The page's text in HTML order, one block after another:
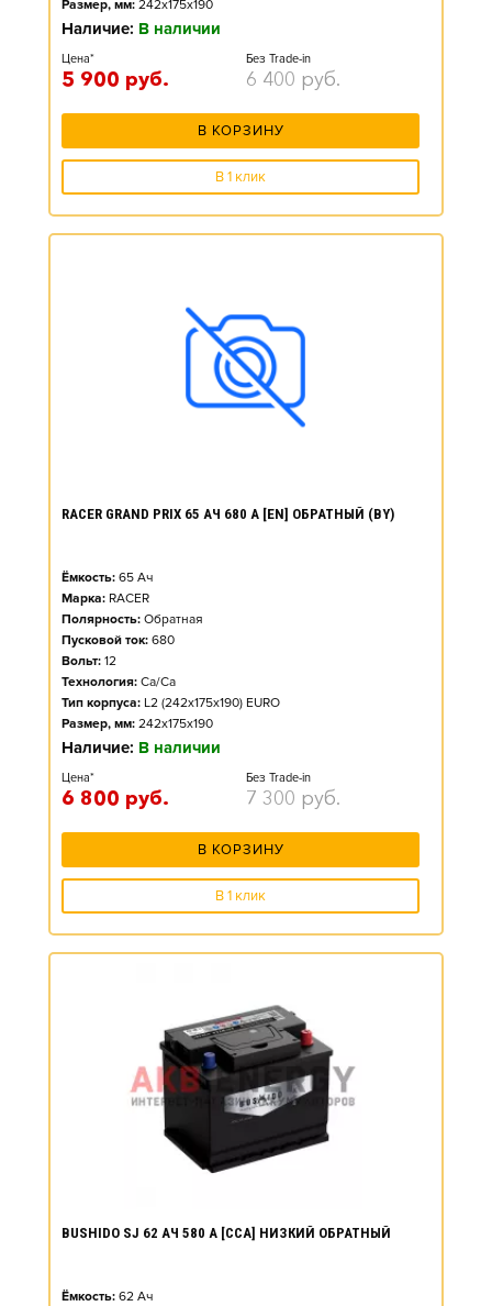
Размер, мм: 242x175x190
Наличие: В наличии
Цена*
5 900 руб.
Без Trade-in
6 400 руб.
В КОРЗИНУ
В 1 клик
RACER GRAND PRIX 65 АЧ 680 А [EN] ОБРАТНЫЙ (BY)
Ёмкость: 65 Ач
Марка: RACER
Полярность: Обратная
Пусковой ток: 680
Вольт: 12
Технология: Ca/Ca
Тип корпуса: L2 (242x175x190) EURO
Размер, мм: 242x175x190
Наличие: В наличии
Цена*
6 800 руб.
Без Trade-in
7 300 руб.
В КОРЗИНУ
В 1 клик
BUSHIDO SJ 62 АЧ 580 А [CCA] НИЗКИЙ ОБРАТНЫЙ
Ёмкость: 62 Ач